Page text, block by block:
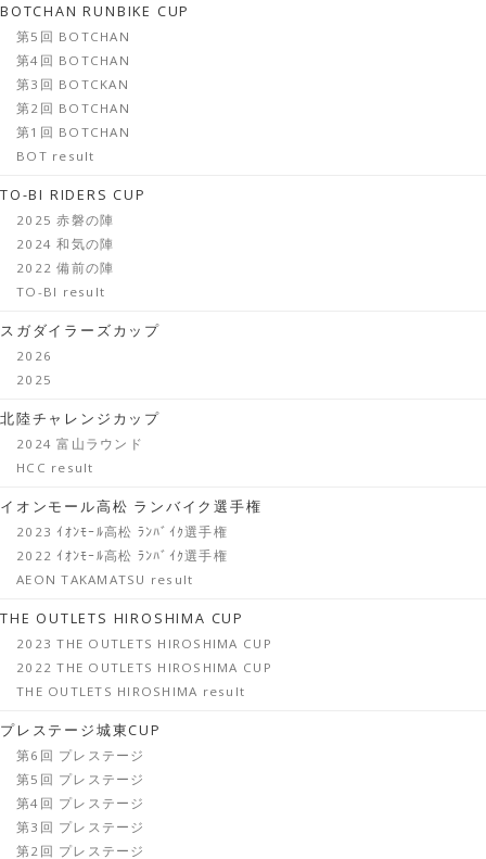
BOTCHAN RUNBIKE CUP
第5回 BOTCHAN
第4回 BOTCHAN
第3回 BOTCKAN
第2回 BOTCHAN
第1回 BOTCHAN
BOT result
TO-BI RIDERS CUP
2025 赤磐の陣
2024 和気の陣
2022 備前の陣
TO-BI result
スガダイラーズカップ
2026
2025
北陸チャレンジカップ
2024 富山ラウンド
HCC result
イオンモール高松 ランバイク選手権
2023 ｲｵﾝﾓｰﾙ高松 ﾗﾝﾊﾞｲｸ選手権
2022 ｲｵﾝﾓｰﾙ高松 ﾗﾝﾊﾞｲｸ選手権
AEON TAKAMATSU result
THE OUTLETS HIROSHIMA CUP
2023 THE OUTLETS HIROSHIMA CUP
2022 THE OUTLETS HIROSHIMA CUP
THE OUTLETS HIROSHIMA result
プレステージ城東CUP
第6回 プレステージ
第5回 プレステージ
第4回 プレステージ
第3回 プレステージ
第2回 プレステージ